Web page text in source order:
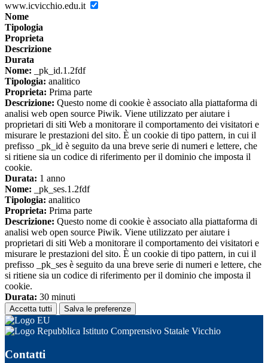
www.icvicchio.edu.it
Nome
Tipologia
Proprieta
Descrizione
Durata
Nome: _pk_id.1.2fdf
Tipologia: analitico
Proprieta: Prima parte
Descrizione: Questo nome di cookie è associato alla piattaforma di
analisi web open source Piwik. Viene utilizzato per aiutare i
proprietari di siti Web a monitorare il comportamento dei visitatori e
misurare le prestazioni del sito. È un cookie di tipo pattern, in cui il
prefisso _pk_id è seguito da una breve serie di numeri e lettere, che
si ritiene sia un codice di riferimento per il dominio che imposta il
cookie.
Durata: 1 anno
Nome: _pk_ses.1.2fdf
Tipologia: analitico
Proprieta: Prima parte
Descrizione: Questo nome di cookie è associato alla piattaforma di
analisi web open source Piwik. Viene utilizzato per aiutare i
proprietari di siti Web a monitorare il comportamento dei visitatori e
misurare le prestazioni del sito. È un cookie di tipo pattern, in cui il
prefisso _pk_ses è seguito da una breve serie di numeri e lettere, che
si ritiene sia un codice di riferimento per il dominio che imposta il
cookie.
Durata: 30 minuti
Accetta tutti Salva le preferenze
Istituto Comprensivo Statale Vicchio
Contatti